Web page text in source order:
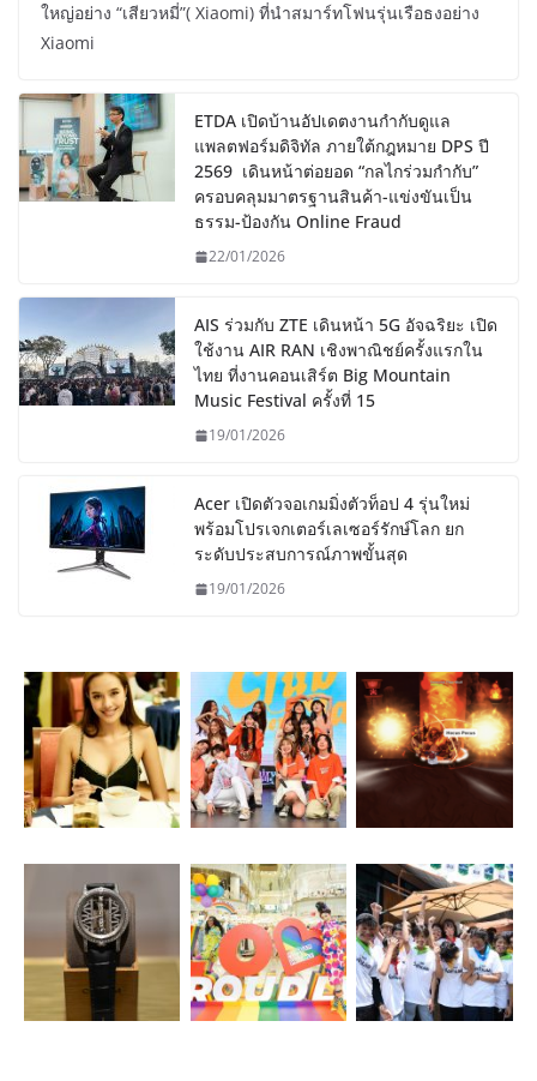
ใหญ่อย่าง “เสียวหมี่”( Xiaomi) ที่นำสมาร์ทโฟนรุ่นเรือธงอย่าง
Xiaomi
ETDA เปิดบ้านอัปเดตงานกำกับดูแล
แพลตฟอร์มดิจิทัล ภายใต้กฎหมาย DPS ปี
2569 เดินหน้าต่อยอด “กลไกร่วมกำกับ”
ครอบคลุมมาตรฐานสินค้า-แข่งขันเป็น
ธรรม-ป้องกัน Online Fraud
22/01/2026
AIS ร่วมกับ ZTE เดินหน้า 5G อัจฉริยะ เปิด
ใช้งาน AIR RAN เชิงพาณิชย์ครั้งแรกใน
ไทย ที่งานคอนเสิร์ต Big Mountain
Music Festival ครั้งที่ 15
19/01/2026
Acer เปิดตัวจอเกมมิ่งตัวท็อป 4 รุ่นใหม่
พร้อมโปรเจกเตอร์เลเซอร์รักษ์โลก ยก
ระดับประสบการณ์ภาพขั้นสุด
19/01/2026